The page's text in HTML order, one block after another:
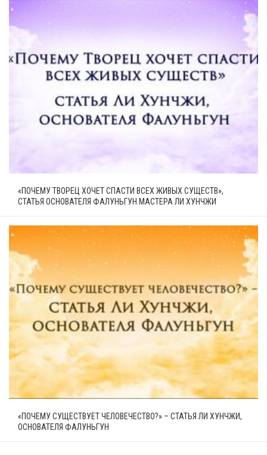
«ПОЧЕМУ ТВОРЕЦ ХОЧЕТ СПАСТИ ВСЕХ ЖИВЫХ СУЩЕСТВ»,
СТАТЬЯ ОСНОВАТЕЛЯ ФАЛУНЬГУН МАСТЕРА ЛИ ХУНЧЖИ
«ПОЧЕМУ СУЩЕСТВУЕТ ЧЕЛОВЕЧЕСТВО?» – СТАТЬЯ ЛИ ХУНЧЖИ,
ОСНОВАТЕЛЯ ФАЛУНЬГУН